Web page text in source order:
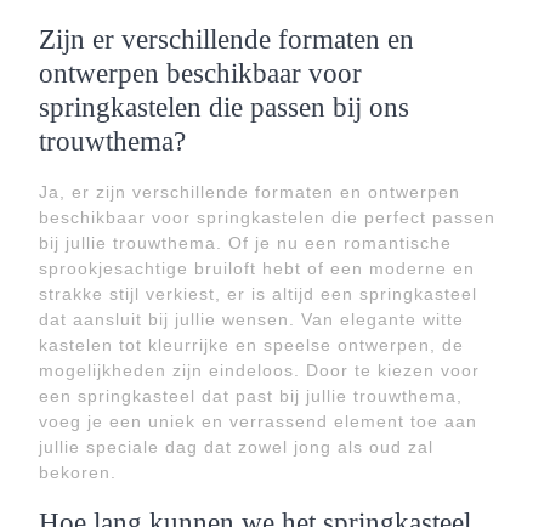
Zijn er verschillende formaten en
ontwerpen beschikbaar voor
springkastelen die passen bij ons
trouwthema?
Ja, er zijn verschillende formaten en ontwerpen
beschikbaar voor springkastelen die perfect passen
bij jullie trouwthema. Of je nu een romantische
sprookjesachtige bruiloft hebt of een moderne en
strakke stijl verkiest, er is altijd een springkasteel
dat aansluit bij jullie wensen. Van elegante witte
kastelen tot kleurrijke en speelse ontwerpen, de
mogelijkheden zijn eindeloos. Door te kiezen voor
een springkasteel dat past bij jullie trouwthema,
voeg je een uniek en verrassend element toe aan
jullie speciale dag dat zowel jong als oud zal
bekoren.